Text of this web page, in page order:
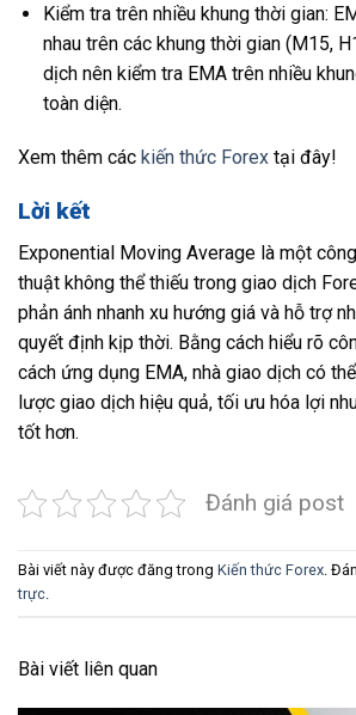
Kiểm tra trên nhiều khung thời gian:
nhau trên các khung thời gian (M15,
dịch nên kiểm tra EMA trên nhiều
toàn diện.
Xem thêm các kiến thức Forex tại đây!
Lời kết
Exponential Moving Average là một
thuật không thể thiếu trong giao dịch
phản ánh nhanh xu hướng giá và hỗ trợ
quyết định kịp thời. Bằng cách hiểu rõ
cách ứng dụng EMA, nhà giao dịch có
lược giao dịch hiệu quả, tối ưu hóa lợi
tốt hơn.
Đánh giá post
Bài viết này được đăng trong Kiến thức Forex.
trực.
Bài viết liên quan